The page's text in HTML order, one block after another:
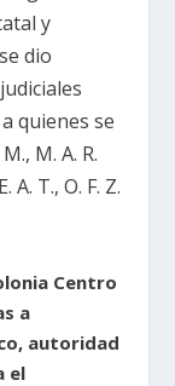
y
dio
quienes se
M. A. R.
A. T., O. F. Z.
Centro
a
autoridad
el